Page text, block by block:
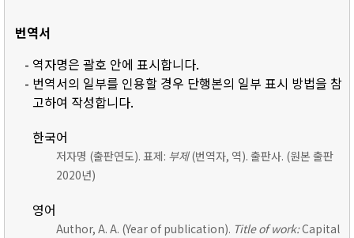
번역서
- 역자명은 괄호 안에 표시합니다.
- 번역서의 일부를 인용할 경우 단행본의 일부 표시 방법을 참
고하여 작성합니다.
한국어
저자명 (출판연도). 표제: 부제(번역자, 역). 출판사. (원본 출판
2020년)
영어
Author, A. A. (Year of publication). Title of work:Capital